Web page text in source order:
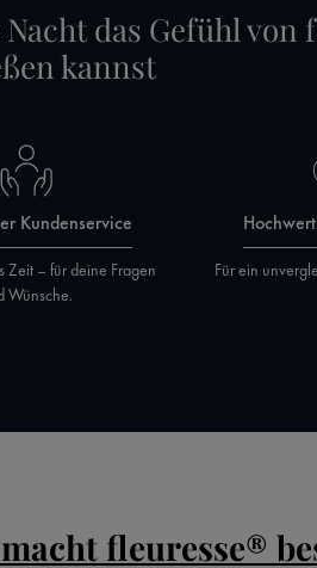
das Gefühl von
kannst
Kundenservice
Zeit – für deine Fragen
Wünsche.
Für ein
fleuresse®